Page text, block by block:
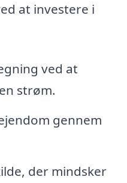
at investere i
ved at
strøm.
gennem
der mindsker